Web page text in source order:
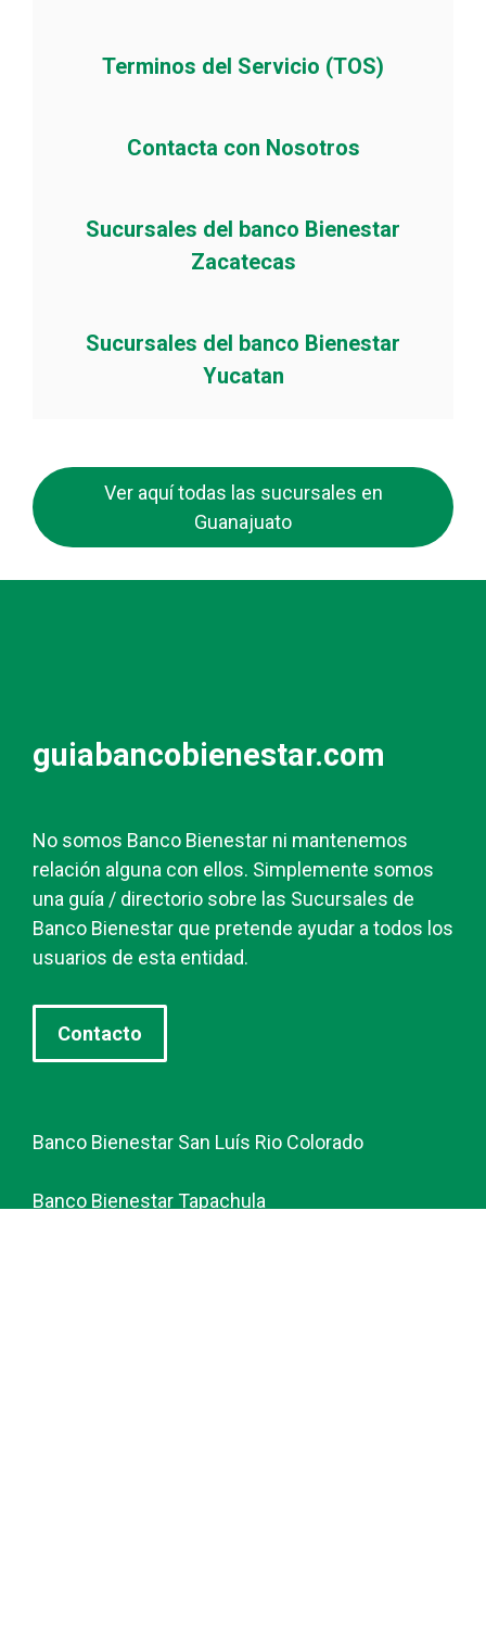
Terminos del Servicio (TOS)
Contacta con Nosotros
Sucursales del banco Bienestar
Zacatecas
Sucursales del banco Bienestar
Yucatan
Ver aquí todas las sucursales en
Guanajuato
guiabancobienestar.com
No somos Banco Bienestar ni mantenemos
relación alguna con ellos. Simplemente somos
una guía / directorio sobre las Sucursales de
Banco Bienestar que pretende ayudar a todos los
usuarios de esta entidad.
Contacto
Banco Bienestar San Luís Rio Colorado
Banco Bienestar Tapachula